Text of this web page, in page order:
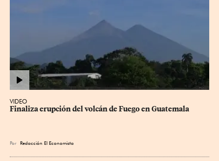
VIDEO
Finaliza erupción del volcán de Fuego en Guatemala
Por Redacción El Economista